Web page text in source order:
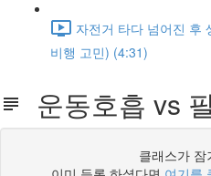
자전거 타다 넘어진 후
비행 고민) (4:31)
운동호흡 vs
클래스가